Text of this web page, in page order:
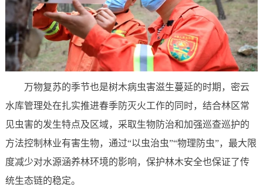
万物复苏的季节也是树木病虫害滋生蔓延的时期，密云
水库管理处在扎实推进春季防灭火工作的同时，结合林区常
见虫害的发生特点及区域，采取生物防治和加强巡查巡护的
方法控制林业有害生物，通过“以虫治虫”“物理防虫”，最大限
度减少对水源涵养林环境的影响，保护林木安全也保证了传
统生态链的稳定。